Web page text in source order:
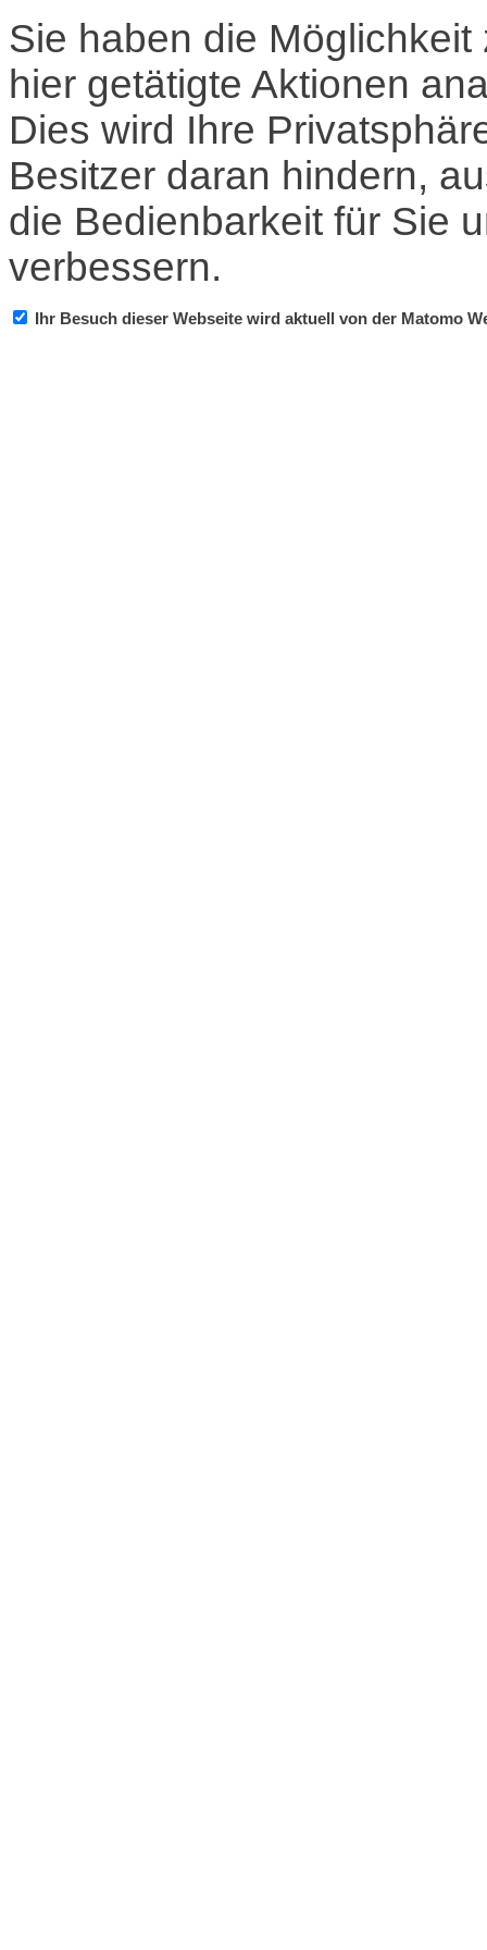
Sie haben die
hier getätigte Aktionen
Dies wird Ihre
Besitzer daran hindern,
die Bedienbarkeit für Sie
verbessern.
Ihr Besuch dieser Webseite wird aktuell von der Matomo